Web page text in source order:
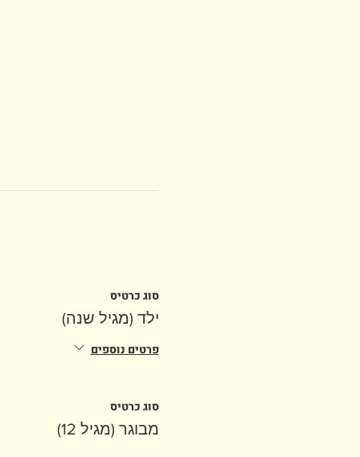
סוג כרטיס
ילד (מגיל שנה)
פרטים נוספים
סוג כרטיס
מבוגר (מגיל 12)